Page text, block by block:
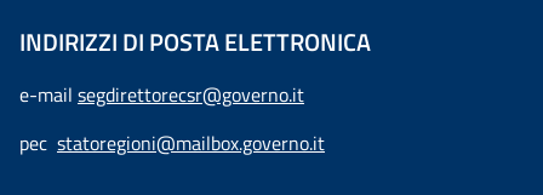
INDIRIZZI DI POSTA ELETTRONICA
e-mail segdirettorecsr@governo.it
pec statoregioni@mailbox.governo.it